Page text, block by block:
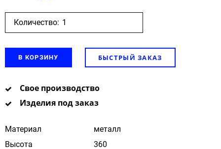
Количество:
В КОРЗИНУ БЫСТРЫЙ ЗАКАЗ
Свое производство
Изделия под заказ
Материал
металл
Высота
360